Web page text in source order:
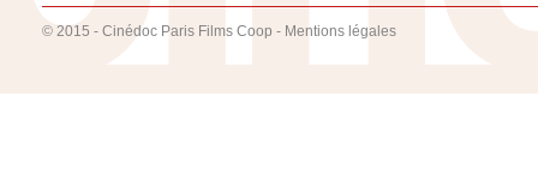
© 2015 - Cinédoc Paris Films Coop - Mentions légales